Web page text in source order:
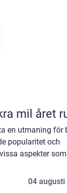
säkra mil året
en utmaning för
popularitet och
aspekter
04 augusti